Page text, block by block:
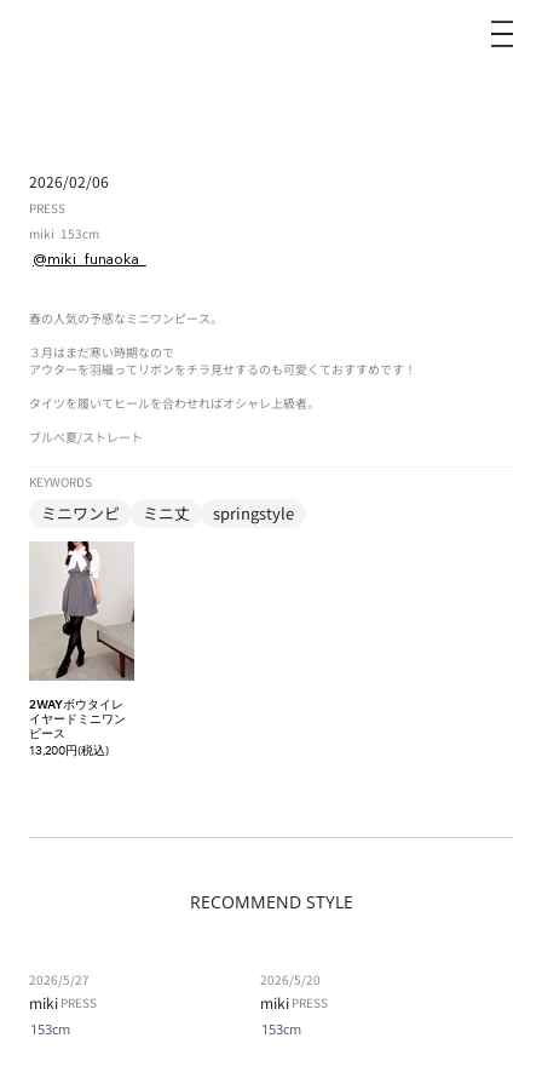
2026/02/06
PRESS
miki 153cm
@miki_funaoka_
ブルべ夏/ストレート
春の人気の予感なミニワンピース。
３月はまだ寒い時期なので
アウターを羽織ってリボンをチラ見せするのも可愛くておすすめです！
タイツを履いてヒールを合わせればオシャレ上級者。
KEYWORDS
ミニワンピ ミニ丈 springstyle
2WAYボウタイレ
イヤードミニワン
ピース
13,200円(税込)
RECOMMEND STYLE
miki PRESS
2026/5/27
153cm
miki PRESS
2026/5/20
153cm